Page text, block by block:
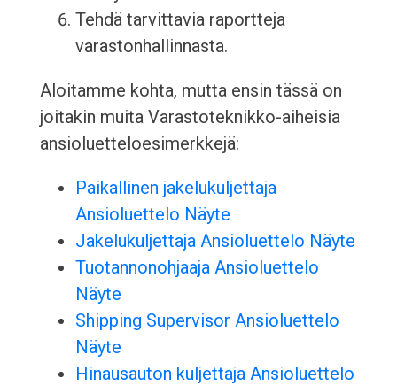
Tehdä tarvittavia raportteja
varastonhallinnasta.
Aloitamme kohta, mutta ensin tässä on
joitakin muita Varastoteknikko-aiheisia
ansioluetteloesimerkkejä:
Paikallinen jakelukuljettaja
Ansioluettelo Näyte
Jakelukuljettaja Ansioluettelo Näyte
Tuotannonohjaaja Ansioluettelo
Näyte
Shipping Supervisor Ansioluettelo
Näyte
Hinausauton kuljettaja Ansioluettelo